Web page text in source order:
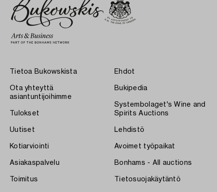
Tietoa Bukowskista
Ota yhteyttä
asiantuntijoihimme
Tulokset
Uutiset
Kotiarviointi
Asiakaspalvelu
Toimitus
Ehdot
Bukipedia
Systembolaget's Wine and
Spirits Auctions
Lehdistö
Avoimet työpaikat
Bonhams - All auctions
Tietosuojakäytäntö